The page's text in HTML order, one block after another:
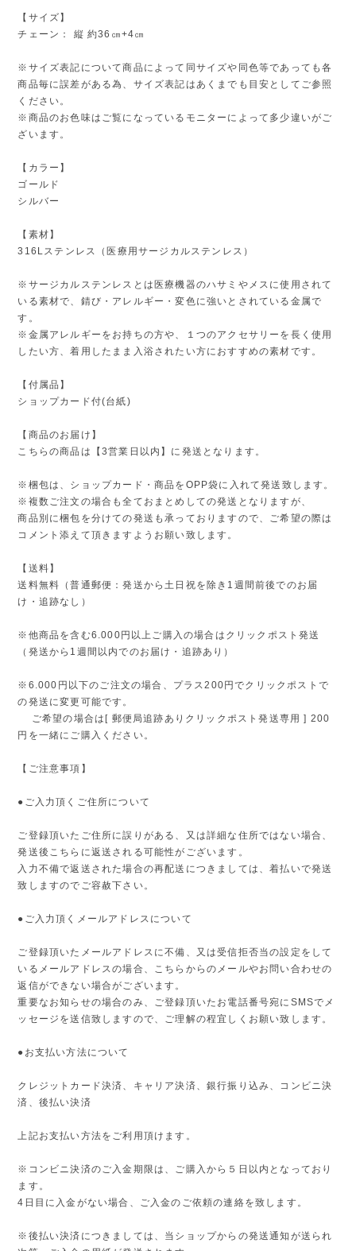
【サイズ】
チェーン： 縦 約36㎝+4㎝
※サイズ表記について商品によって同サイズや同色等であっても各
商品毎に誤差がある為、サイズ表記はあくまでも目安としてご参照
ください。
※商品のお色味はご覧になっているモニターによって多少違いがご
ざいます。
【カラー】
ゴールド
シルバー
【素材】
316Lステンレス（医療用サージカルステンレス）
※サージカルステンレスとは医療機器のハサミやメスに使用されて
いる素材で、錆び・アレルギー・変色に強いとされている金属で
す。
※金属アレルギーをお持ちの方や、１つのアクセサリーを長く使用
したい方、着用したまま入浴されたい方におすすめの素材です。
【付属品】
ショップカード付(台紙)
【商品のお届け】
こちらの商品は【3営業日以内】に発送となります。
※梱包は、ショップカード・商品をOPP袋に入れて発送致します。
※複数ご注文の場合も全ておまとめしての発送となりますが、
商品別に梱包を分けての発送も承っておりますので、ご希望の際は
コメント添えて頂きますようお願い致します。
【送料】
送料無料（普通郵便：発送から土日祝を除き1週間前後でのお届
け・追跡なし）
※他商品を含む6.000円以上ご購入の場合はクリックポスト発送
（発送から1週間以内でのお届け・追跡あり）
※6.000円以下のご注文の場合、プラス200円でクリックポストで
の発送に変更可能です。
ご希望の場合は[ 郵便局追跡ありクリックポスト発送専用 ] 200
円を一緒にご購入ください。
【ご注意事項】
●ご入力頂くご住所について
ご登録頂いたご住所に誤りがある、又は詳細な住所ではない場合、
発送後こちらに返送される可能性がございます。
入力不備で返送された場合の再配送につきましては、着払いで発送
致しますのでご容赦下さい。
●ご入力頂くメールアドレスについて
ご登録頂いたメールアドレスに不備、又は受信拒否当の設定をして
いるメールアドレスの場合、こちらからのメールやお問い合わせの
返信ができない場合がございます。
重要なお知らせの場合のみ、ご登録頂いたお電話番号宛にSMSでメ
ッセージを送信致しますので、ご理解の程宜しくお願い致します。
●お支払い方法について
クレジットカード決済、キャリア決済、銀行振り込み、コンビニ決
済、後払い決済
上記お支払い方法をご利用頂けます。
※コンビニ決済のご入金期限は、ご購入から５日以内となっており
ます。
4日目に入金がない場合、ご入金のご依頼の連絡を致します。
※後払い決済につきましては、当ショップからの発送通知が送られ